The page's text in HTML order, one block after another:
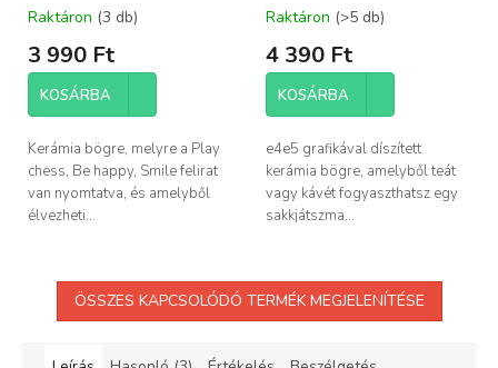
Raktáron (3 db)
3 990 Ft
KOSÁRBA
Kerámia bögre, melyre a Play
chess, Be happy, Smile felirat
van nyomtatva, és amelyből
élvezheti...
Raktáron (>5 db)
4 390 Ft
KOSÁRBA
e4e5 grafikával díszített
kerámia bögre, amelyből teát
vagy kávét fogyaszthatsz egy
sakkjátszma...
ÖSSZES KAPCSOLÓDÓ TERMÉK MEGJELENÍTÉSE